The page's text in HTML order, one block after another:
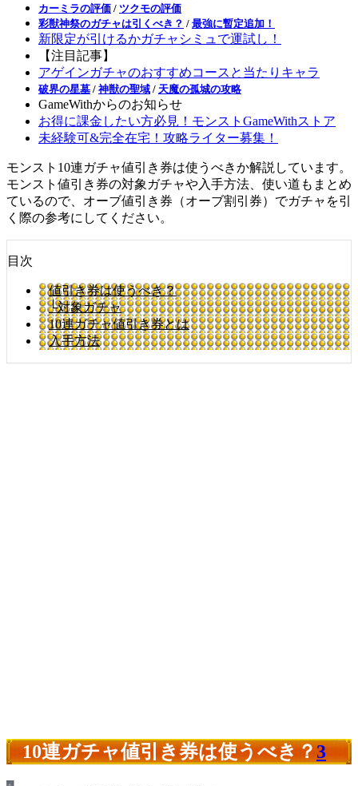
カーミラの評価 / ツクモの評価
彩獣神祭のガチャは引くべき？ / 最強に暫定追加！
新限定が引けるかガチャシミュで運試し！
【注目記事】
アゲインガチャのおすすめコースと当たりキャラ
破界の星墓 / 神獣の聖域 / 天魔の孤城の攻略
GameWithからのお知らせ
お得に課金したい方必見！モンストGameWithストア
未経験可&完全在宅！攻略ライター募集！
モンスト10連ガチャ値引き券は使うべきか解説しています。
モンスト値引き券の対象ガチャや入手方法、使い道もまとめ
ているので、オーブ値引き券（オーブ割引券）でガチャを引
く際の参考にしてください。
目次
値引き券は使うべき？
└対象ガチャ
10連ガチャ値引き券とは
入手方法
10連ガチャ値引き券は使うべき？3